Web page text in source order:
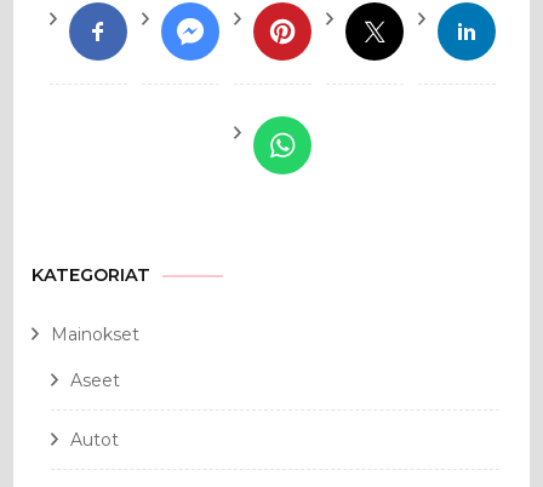
KATEGORIAT
Mainokset
Aseet
Autot